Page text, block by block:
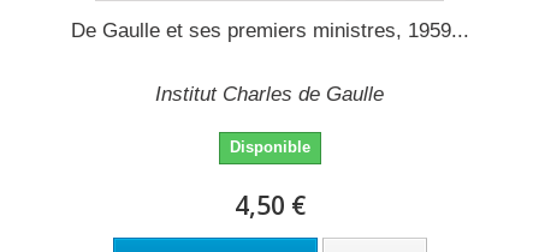
De Gaulle et ses premiers ministres, 1959...
Institut Charles de Gaulle
Disponible
4,50 €